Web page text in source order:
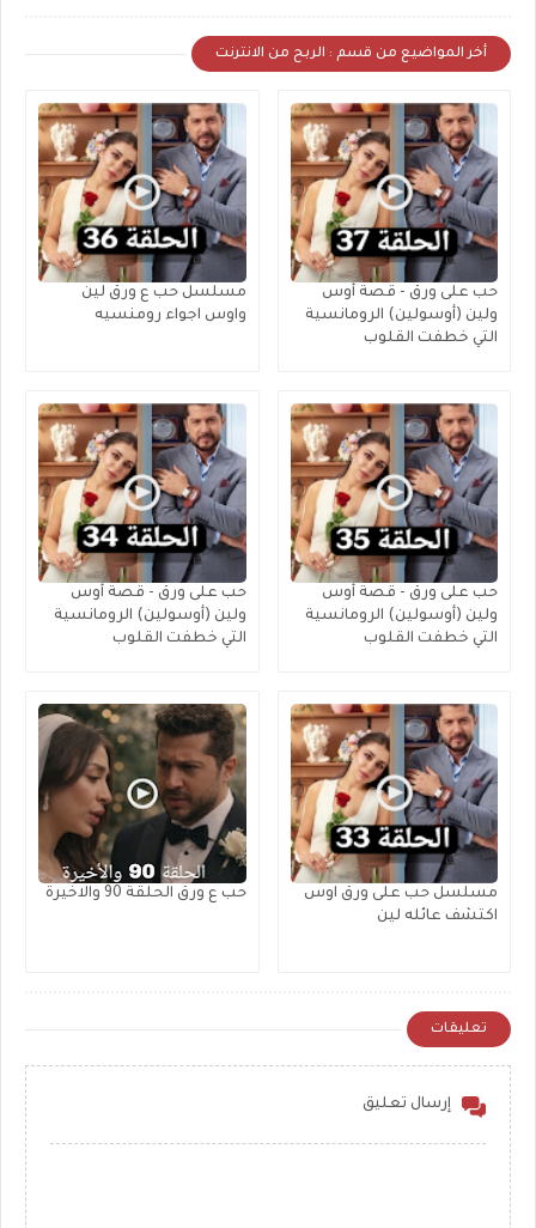
أخر المواضيع من قسم : الربح من الانترنت
حب على ورق - قصة أوس
ولين (أوسولين) الرومانسية
التي خطفت القلوب
مسلسل حب ع ورق لين
واوس اجواء رومنسيه
حب على ورق - قصة أوس
ولين (أوسولين) الرومانسية
التي خطفت القلوب
حب على ورق - قصة أوس
ولين (أوسولين) الرومانسية
التي خطفت القلوب
مسلسل حب على ورق اوس
اكتشف عائله لين
حب ع ورق الحلقة 90 والاخيرة
تعليقات
إرسال تعليق